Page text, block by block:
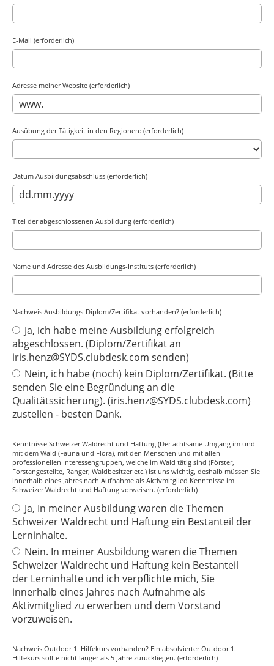
E-Mail (erforderlich)
Adresse meiner Website (erforderlich)
Ausübung der Tätigkeit in den Regionen: (erforderlich)
Datum Ausbildungsabschluss (erforderlich)
Titel der abgeschlossenen Ausbildung (erforderlich)
Name und Adresse des Ausbildungs-Instituts (erforderlich)
Nachweis Ausbildungs-Diplom/Zertifikat vorhanden? (erforderlich)
Ja, ich habe meine Ausbildung erfolgreich
abgeschlossen. (Diplom/Zertifikat an
iris.henz@SYDS.clubdesk.com senden)
Nein, ich habe (noch) kein Diplom/Zertifikat. (Bitte
senden Sie eine Begründung an die
Qualitätssicherung). (iris.henz@SYDS.clubdesk.com)
zustellen - besten Dank.
Kenntnisse Schweizer Waldrecht und Haftung (Der achtsame Umgang im und
mit dem Wald (Fauna und Flora), mit den Menschen und mit allen
professionellen Interessengruppen, welche im Wald tätig sind (Förster,
Forstangestellte, Ranger, Waldbesitzer etc.) ist uns wichtig, deshalb müssen Sie
innerhalb eines Jahres nach Aufnahme als Aktivmitglied Kenntnisse im
Schweizer Waldrecht und Haftung vorweisen. (erforderlich)
Ja, In meiner Ausbildung waren die Themen
Schweizer Waldrecht und Haftung ein Bestanteil der
Lerninhalte.
Nein. In meiner Ausbildung waren die Themen
Schweizer Waldrecht und Haftung kein Bestanteil
der Lerninhalte und ich verpflichte mich, Sie
innerhalb eines Jahres nach Aufnahme als
Aktivmitglied zu erwerben und dem Vorstand
vorzuweisen.
Nachweis Outdoor 1. Hilfekurs vorhanden? Ein absolvierter Outdoor 1.
Hilfekurs sollte nicht länger als 5 Jahre zurückliegen. (erforderlich)